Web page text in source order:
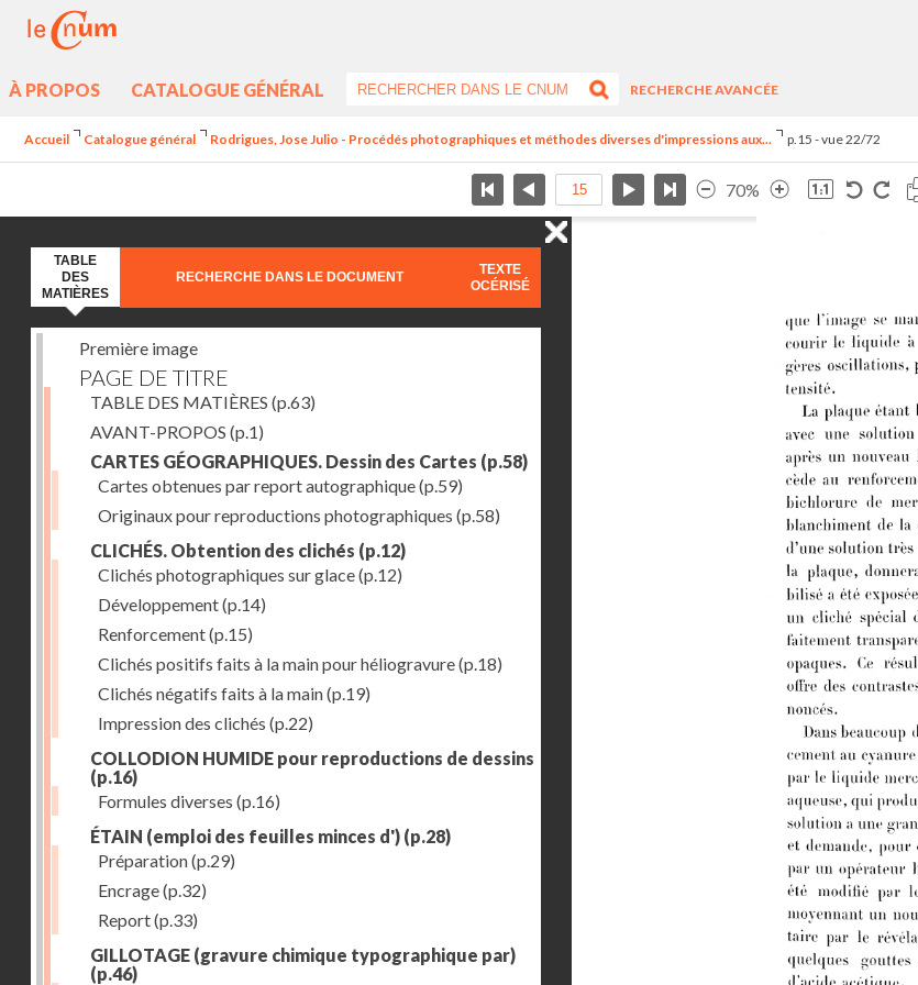
À PROPOS CATALOGUE GÉNÉRAL
RECHERCHE AVANCÉE
Accueil Catalogue général Rodrigues, Jose Julio - Procédés photographiques et méthodes diverses d'impressions aux... p.15 - vue 22/72
70%
TABLE
DES
MATIÈRES
RECHERCHE DANS LE DOCUMENT
TEXTE
OCÉRISÉ
Première image
PAGE DE TITRE
TABLE DES MATIÈRES (p.63)
AVANT-PROPOS (p.1)
CARTES GÉOGRAPHIQUES. Dessin des Cartes (p.58)
Cartes obtenues par report autographique(p.59)
Originaux pour reproductions photographiques (p.58)
CLICHÉS. Obtention des clichés (p.12)
Clichés photographiques sur glace(p.12)
Développement(p.14)
Renforcement(p.15)
Clichés positifs faits à la main pour héliogravure(p.18)
Clichés négatifs faits à la main(p.19)
Impression des clichés (p.22)
COLLODION HUMIDE pour reproductions de dessins
(p.16)
Formules diverses (p.16)
ÉTAIN (emploi des feuilles minces d') (p.28)
Préparation(p.29)
Encrage(p.32)
Report(p.33)
GILLOTAGE (gravure chimique typographique par)
(p.46)